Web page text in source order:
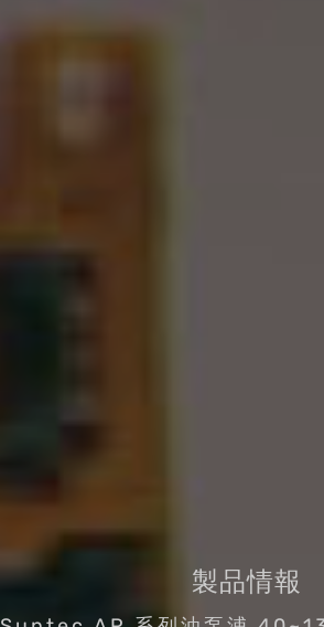
製品情報